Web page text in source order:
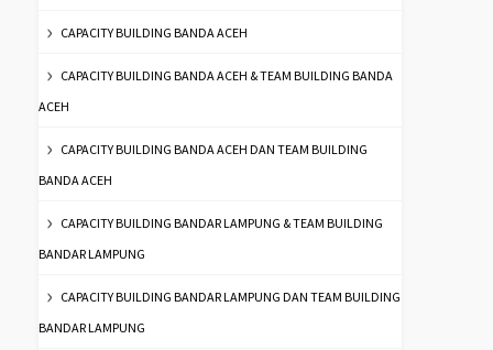
CAPACITY BUILDING BANDA ACEH
CAPACITY BUILDING BANDA ACEH & TEAM BUILDING BANDA
ACEH
CAPACITY BUILDING BANDA ACEH DAN TEAM BUILDING
BANDA ACEH
CAPACITY BUILDING BANDAR LAMPUNG & TEAM BUILDING
BANDAR LAMPUNG
CAPACITY BUILDING BANDAR LAMPUNG DAN TEAM BUILDING
BANDAR LAMPUNG